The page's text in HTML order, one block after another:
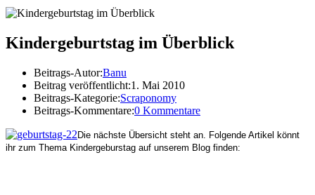
Kindergeburtstag im Überblick
Beitrags-Autor:Banu
Beitrag veröffentlicht:1. Mai 2010
Beitrags-Kategorie:Scraponomy
Beitrags-Kommentare:0 Kommentare
Die nächste Übersicht steht an. Folgende Artikel könnt
ihr zum Thema Kindergeburstag auf unserem Blog finden: